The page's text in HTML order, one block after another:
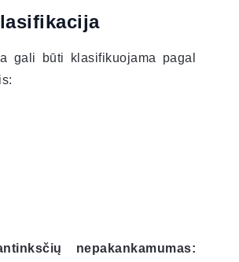
gali būti klasifikuojama pagal
nepakankamumas: